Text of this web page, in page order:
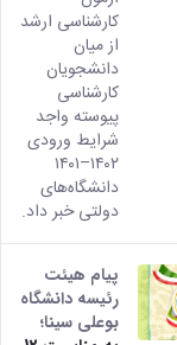
کارشناسی ارشد
از میان
دانشجویان
کارشناسی
پیوسته واجد
شرایط ورودی
۱۴۰۲–۱۴۰۱
دانشگاه‌های
دولتی خبر داد.
پیام هیئت
رئیسه دانشگاه
بوعلی سینا؛